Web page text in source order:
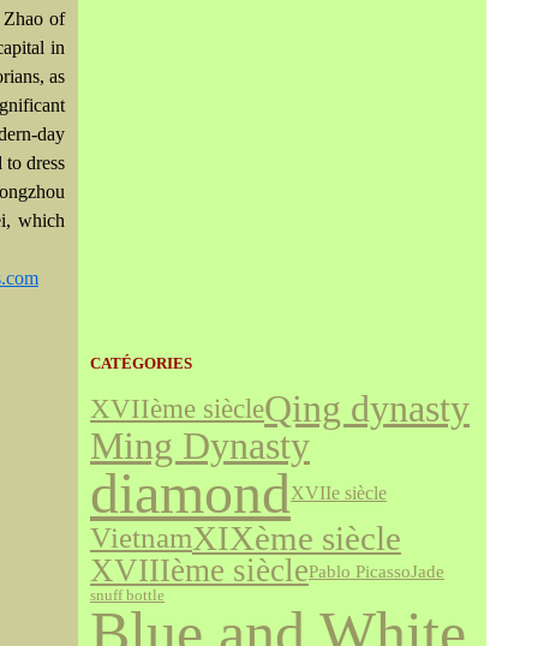
Zhao of
in
as
day
dress
which
CATÉGORIES
XVIIème siècleQing dynasty
Ming Dynasty
diamondXVIIe siècle
VietnamXIXème siècle
XVIIIème sièclePablo PicassoJade
snuff bottle